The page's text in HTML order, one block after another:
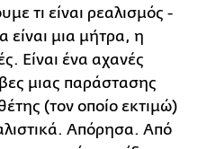
τι είναι ρεαλισμός -
είναι μια μήτρα, η
Είναι ένα αχανές
μιας παράστασης
(τον οποίο εκτιμώ)
Απόρησα. Από